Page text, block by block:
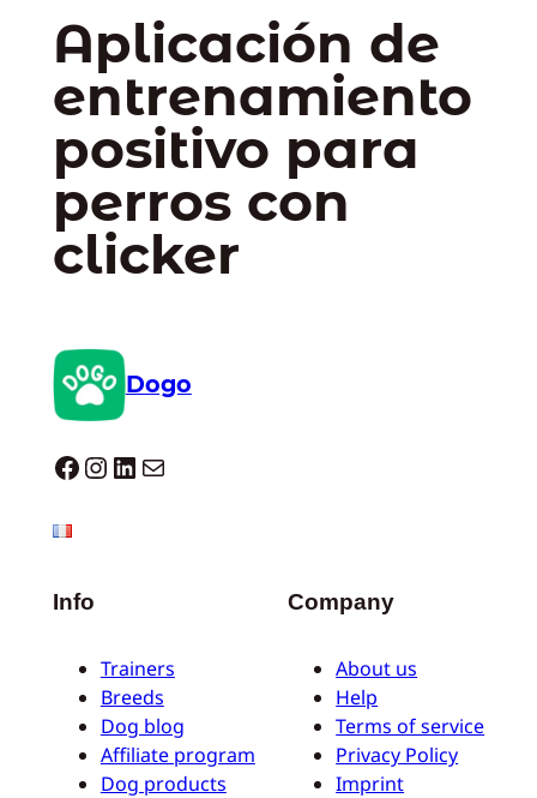
Aplicación de
entrenamiento
positivo para
perros con
clicker
Dogo
Dogo facebook InstagramLinkedIn Correo electrónico
Info
Trainers
Breeds
Dog blog
Affiliate program
Dog products
Company
About us
Help
Terms of service
Privacy Policy
Imprint